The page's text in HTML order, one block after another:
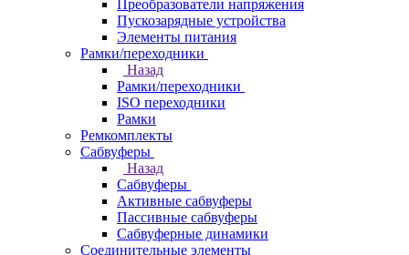
Преобразователи напряжения
Пускозарядные устройства
Элементы питания
Рамки/переходники
Назад
Рамки/переходники
ISO переходники
Рамки
Ремкомплекты
Сабвуферы
Назад
Сабвуферы
Активные сабвуферы
Пассивные сабвуферы
Сабвуферные динамики
Соединительные элементы